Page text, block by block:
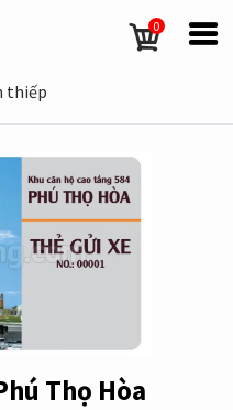
0
thiếp
Thọ Hòa